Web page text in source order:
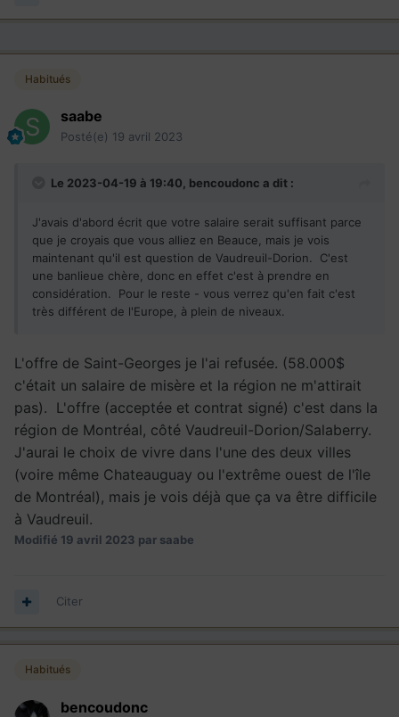
Habitués
saabe
Posté(e) 19 avril 2023
Le 2023-04-19 à 19:40, bencoudonc a dit :
J'avais d'abord écrit que votre salaire serait suffisant parce
que je croyais que vous alliez en Beauce, mais je vois
maintenant qu'il est question de Vaudreuil-Dorion. C'est
une banlieue chère, donc en effet c'est à prendre en
considération. Pour le reste - vous verrez qu'en fait c'est
très différent de l'Europe, à plein de niveaux.
L'offre de Saint-Georges je l'ai refusée. (58.000$
c'était un salaire de misère et la région ne m'attirait
pas). L'offre (acceptée et contrat signé) c'est dans la
région de Montréal, côté Vaudreuil-Dorion/Salaberry.
J'aurai le choix de vivre dans l'une des deux villes
(voire même Chateauguay ou l'extrême ouest de l'île
de Montréal), mais je vois déjà que ça va être difficile
à Vaudreuil.
Modifié 19 avril 2023 par saabe
Citer
Habitués
bencoudonc